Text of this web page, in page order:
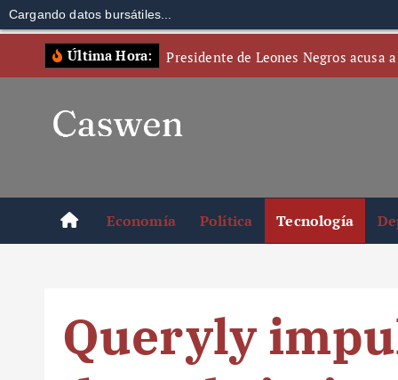
Cargando datos bursátiles...
Última Hora: Presidente de Leones Negros acusa
Economía Política Tecnología
Queryly